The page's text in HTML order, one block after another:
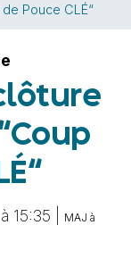
Pouce CLÉ“
15:35 |
MAJ à